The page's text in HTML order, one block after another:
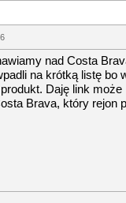
nad Costa
na krótką listę bo
produkt. Daję link
Brava, który rejon